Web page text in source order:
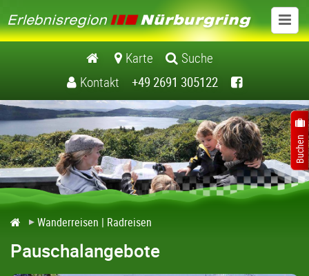
www.erlebnisregionnuerburgring.de
Ausflugsziele
Veranstaltungen
Übernachten
Essen und Genießen
Karte
Suche
Kontakt
+49 2691 305122
Wanderreisen | Radreisen
Pauschalangebote